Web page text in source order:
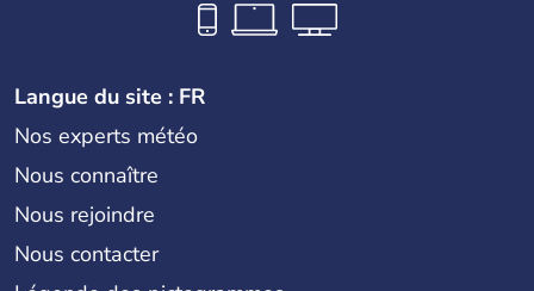
Langue du site : FR
Nos experts météo
Nous connaître
Nous rejoindre
Nous contacter